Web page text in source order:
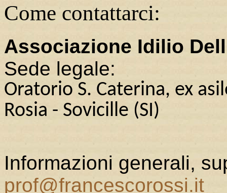
Come contattarci:
Associazione Idilio
Sede legale:
Oratorio S. Caterina, ex
Rosia - Sovicille (SI)
Informazioni generali,
prof@francescorossi.it